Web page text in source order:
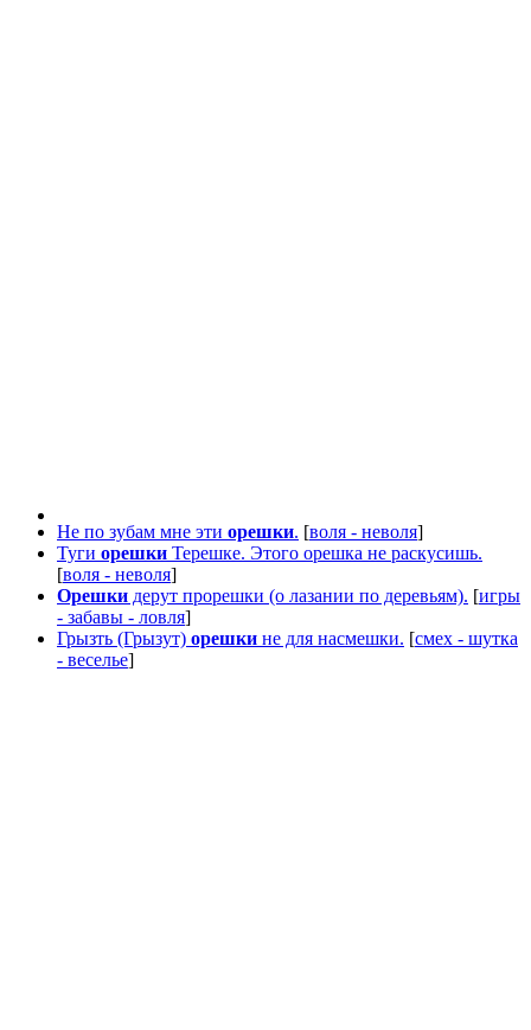
Не по зубам мне эти орешки. [воля - неволя]
Туги орешки Терешке. Этого орешка не раскусишь.
[воля - неволя]
Орешки дерут прорешки (о лазании по деревьям). [игры
- забавы - ловля]
Грызть (Грызут) орешки не для насмешки. [смех - шутка
- веселье]